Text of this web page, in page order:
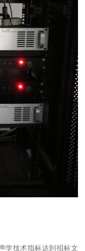
学技术指标达到招标文